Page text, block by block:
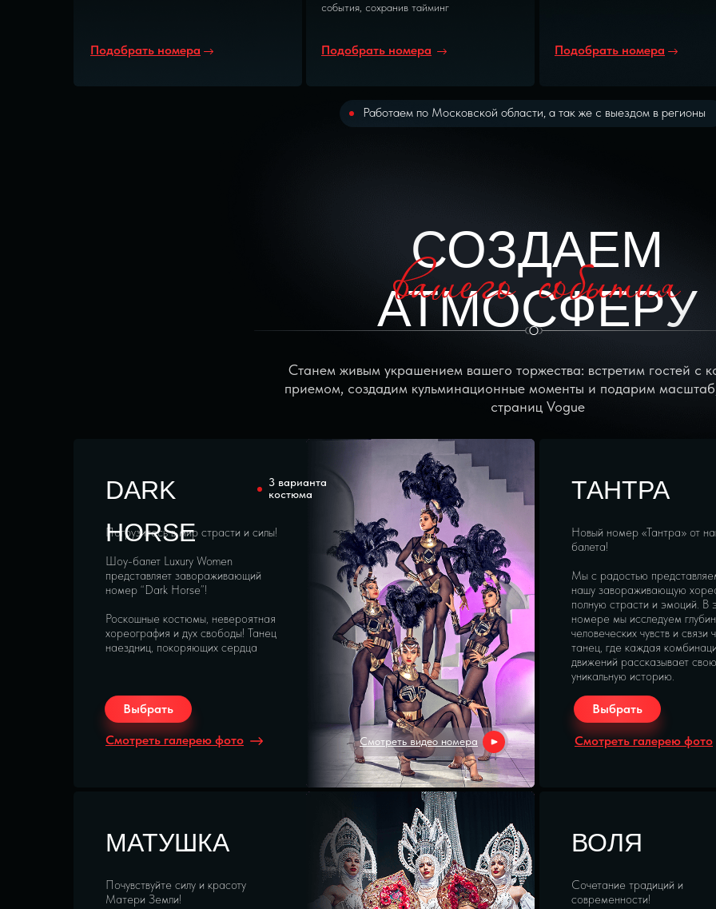
Работаем по Московской области, а так же с выездом в регионы
Подобрать номера
события, сохранив тайминг
Подобрать номера Подобрать номера
СОЗДАЕМ
АТМОСФЕРУ
Погрузитесь в мир страсти и силы!
Шоу-балет Luxury Women
представляет завораживающий
номер “Dark Horse”!
Роскошные костюмы, невероятная
хореография и дух свободы! Танец
наездниц, покоряющих сердца
3 варианта
костюма
DARK
HORSE
Смотреть видео номера
Выбрать
Смотреть галерею фото
Станем живым украшением вашего торжества: встретим гостей с
приемом, создадим кульминационные моменты и подарим
страниц Vogue
ВОЛЯ
Сочетание традиций и
современности!
МАТУШКА
Почувствуйте силу и красоту
Матери Земли!
Выбрать
ТАНТРА
Новый номер «Тантра» от
балета!
Мы с радостью
нашу завораживающую
полную страсти и эмоций. В
номере мы исследуем
человеческих чувств и связи
танец, где каждая
движений рассказывает свою
уникальную историю.
Смотреть галерею фото